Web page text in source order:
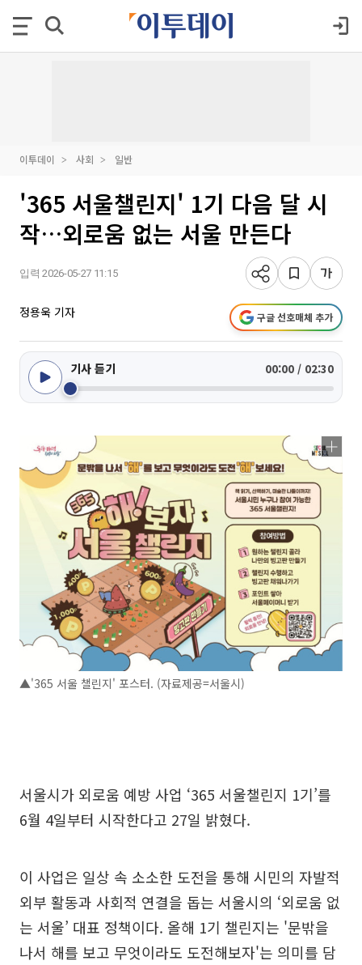
이투데이 사회 일반
'365 서울챌린지' 1기 다음 달 시
작…외로움 없는 서울 만든다
입력 2026-05-27 11:15
정용욱 기자 구글 선호매체 추가
기사 듣기 00:00 / 02:30
▲'365 서울 챌린지' 포스터. (자료제공=서울시)
서울시가 외로움 예방 사업 ‘365 서울챌린지 1기’를
6월 4일부터 시작한다고 27일 밝혔다.
이 사업은 일상 속 소소한 도전을 통해 시민의 자발적
외부 활동과 사회적 연결을 돕는 서울시의 ‘외로움 없
는 서울’ 대표 정책이다. 올해 1기 챌린지는 '문밖을
나서 해를 보고 무엇이라도 도전해보자'는 의미를 담